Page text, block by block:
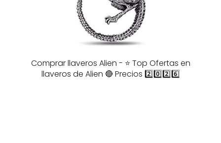
Comprar llaveros Alien - ⭐️ Top Ofertas en
llaveros de Alien 🔴 Precios 2️⃣0️⃣2️⃣6️⃣